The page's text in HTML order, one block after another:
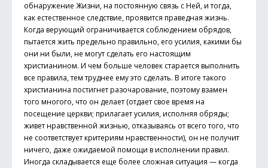
обнаружение Жизни, на постоянную связь с Ней, и тогда,
как естественное следствие, проявится праведная жизнь.
Когда верующий ограничивается соблюдением обрядов,
пытается жить предельно правильно, его усилия, какими бы
они ни были, не могут сделать его настоящим
христианином. И чем больше человек старается выполнить
все правила, тем труднее ему это сделать. В итоге такого
христианина постигнет разочарование, поэтому взамен
того многого, что он делает (отдает свое время на
посещение церкви; прилагает усилия, исполняя обряды;
живет нравственной жизнью, отказываясь от всего того, что
не соответствует критериям нравственности), он не получит
ничего, даже ожидаемой помощи в исполнении правил.
Иногда складывается еще более сложная ситуация — когда